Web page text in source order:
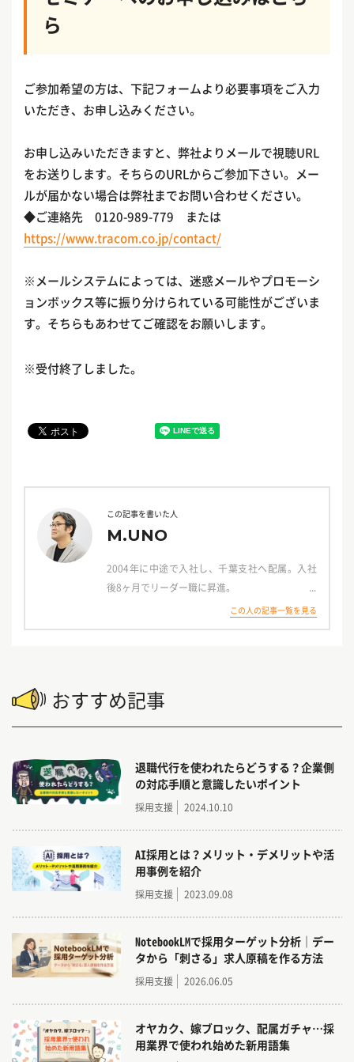
ら
ご参加希望の方は、下記フォームより必要事項をご入力
いただき、お申し込みください。
お申し込みいただきますと、弊社よりメールで視聴URL
をお送りします。そちらのURLからご参加下さい。メー
ルが届かない場合は弊社までお問い合わせください。
◆ご連絡先 0120-989-779 または
https://www.tracom.co.jp/contact/
※メールシステムによっては、迷惑メールやプロモーシ
ョンボックス等に振り分けられている可能性がございま
す。そちらもあわせてご確認をお願いします。
※受付終了しました。
この記事を書いた人
M.UNO
この人の記事一覧を見る
2004年に中途で入社し、千葉支社へ配属。入社
後8ヶ月でリーダー職に昇進。
千葉県南エリアにタウンワークが創刊した際の拡
販に従事。
WEB広告、SNS広告、新卒採用代行、ホームペー
ジ等々のトータル的なコンサルを実施。
何よりも企業様の採用コンディションを「診る」
ことに大切にしています。
おすすめ記事
退職代行を使われたらどうする？企業側
の対応手順と意識したいポイント
採用支援 2024.10.10
AI採用とは？メリット・デメリットや活
用事例を紹介
採用支援 2023.09.08
NotebookLMで採用ターゲット分析｜デー
タから「刺さる」求人原稿を作る方法
採用支援 2026.06.05
オヤカク、嫁ブロック、配属ガチャ…採
用業界で使われ始めた新用語集